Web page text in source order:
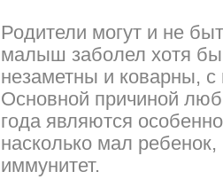
Родители могут и не
малыш заболел хотя бы
незаметны и коварны,
Основной причиной
года являются
насколько мал
иммунитет.